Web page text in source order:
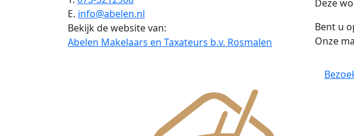
E. info@abelen.nl
Bekijk de website van:
Abelen Makelaars en Taxateurs b.v. Rosmalen
Deze
Bent u
Onze